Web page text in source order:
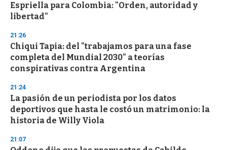
Espriella para Colombia: "Orden, autoridad y
libertad"
21:26
Chiqui Tapia: del "trabajamos para una fase
completa del Mundial 2030" a teorías
conspirativas contra Argentina
21:24
La pasión de un periodista por los datos
deportivos que hasta le costó un matrimonio: la
historia de Willy Viola
21:07